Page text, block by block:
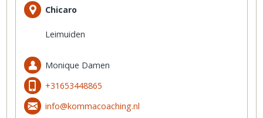
Chicaro
Leimuiden
Monique Damen
+31653448865
info@kommacoaching.nl